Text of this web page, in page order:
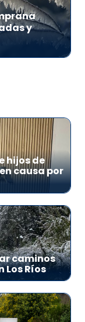
y
hijos de
causa por
caminos
Ríos